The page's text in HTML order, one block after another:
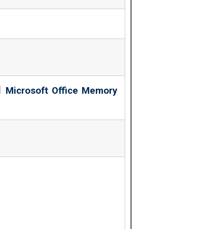
Microsoft Office Memory